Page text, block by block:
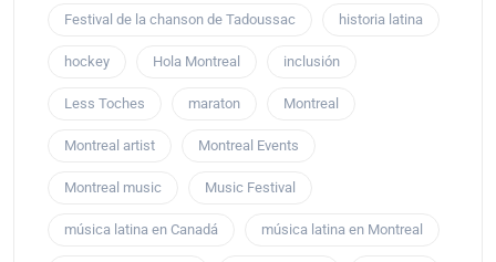
Festival de la chanson de Tadoussac historia latina
hockey Hola Montreal inclusión
Less Toches maraton Montreal
Montreal artist Montreal Events
Montreal music Music Festival
música latina en Canadá música latina en Montreal